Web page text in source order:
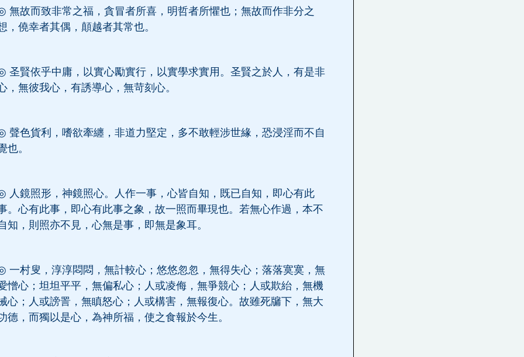
無故而致非常之福，貪冒者所喜，明哲者所懼也；無故而作非分之
，僥幸者其偶，顛越者其常也。
圣賢依乎中庸，以實心勵實行，以實學求實用。圣賢之於人，有是非
，無彼我心，有誘導心，無苛刻心。
聲色貨利，嗜欲牽纏，非道力堅定，多不敢輕涉世緣，恐浸淫而不自
也。
人鏡照形，神鏡照心。人作一事，心皆自知，既已自知，即心有此
。心有此事，即心有此事之象，故一照而畢現也。若無心作過，本不
知，則照亦不見，心無是事，即無是象耳。
一村叟，淳淳悶悶，無計較心；悠悠忽忽，無得失心；落落寞寞，無
憎心；坦坦平平，無偏私心；人或凌侮，無爭競心；人或欺紿，無機
心；人或謗詈，無瞋怒心；人或構害，無報復心。故雖死牖下，無大
德，而獨以是心，為神所福，使之食報於今生。